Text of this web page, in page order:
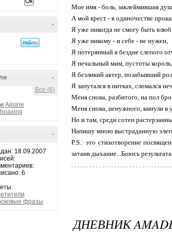
-
-
Все (6)
Ajisine
hoaxing
-
18.09.2007
6
фразы
Мое имя - боль, заклеймившая
А мой крест - в одиночестве
Я уже никогда не смогу быть
Я уже никому - и себе - не нужен,
Я потерянный в бездне слепого
Я печальный мим, пустоты король,
Я безликий актер, позабывший
Я запутался в нитках, сломался
Меня снова, разбитого, на пол
Меня снова, ненужного, кинули в
Но и там, среди сотен
Напишу мною выстраданную
P.S.: это стихотворение
затаив дыхание...Боюсь результата
ДНЕВНИК